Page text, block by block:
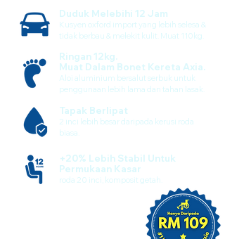
Duduk Melebihi 12 Jam
Kusyen oxford import yang lebih selesa &
tidak berbau & melekit kulit. Muat 110kg.
Ringan 12kg.
Muat Dalam Bonet Kereta Axia.
Aloi aluminium bersalut serbuk untuk
penggunaan lebih lama dan tahan lasak.
Tapak Berlipat
2 inci lebih besar daripada kerusi roda
biasa.
+20% Lebih Stabil Untuk
Permukaan Kasar
roda 20 inci, komposit getah.